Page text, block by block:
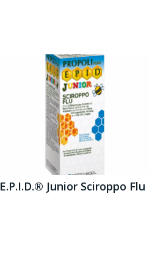
E.P.I.D.® Junior Sciroppo Flu